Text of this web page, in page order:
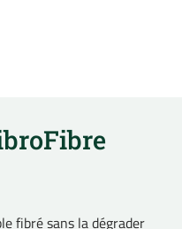
fibré sans la dégrader